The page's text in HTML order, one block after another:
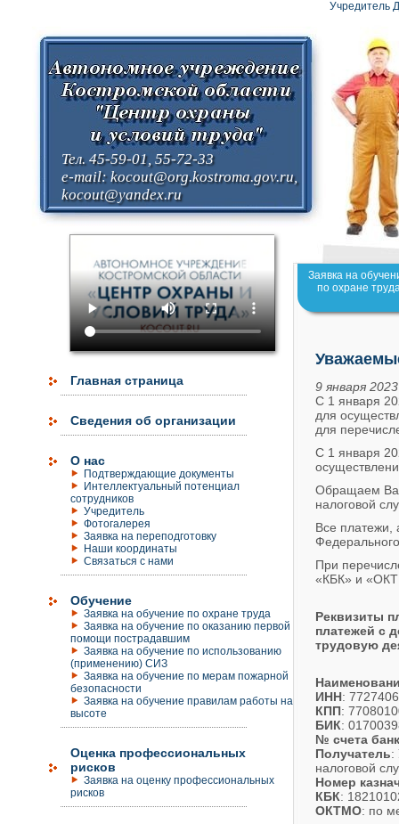
Учредитель
Тел. 45-59-01, 55-72-33
e-mail:kocout@org.kostroma.gov.ru,
kocout@yandex.ru
Главная страница
Сведения об организации
О нас
Подтверждающие документы
Интеллектуальный потенциал
сотрудников
Учредитель
Фотогалерея
Заявка на переподготовку
Наши координаты
Связаться с нами
Обучение
Заявка на обучение по охране труда
Заявка на обучение по оказанию первой
помощи пострадавшим
Заявка на обучение по использованию
(применению) СИЗ
Заявка на обучение по мерам пожарной
безопасности
Заявка на обучение правилам работы на
высоте
Оценка профессиональных
рисков
Заявка на оценку профессиональных
рисков
Заявка на
по охране
9 января
С 1 января
для
для
С 1 января
Обращаем
налоговой
Все платежи,
При
«КБК» и
Реквизиты
платежей с
трудовую
ИНН:
КПП:
БИК:
№ счета
Получатель:
налоговой
Номер
КБК:
ОКТМО: по